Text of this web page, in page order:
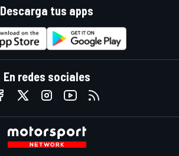
Descarga tus apps
En redes sociales